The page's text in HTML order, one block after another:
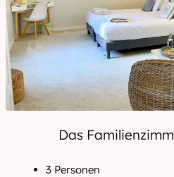
Das
3 Personen